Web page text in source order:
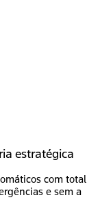
estratégica
com total
e sem a